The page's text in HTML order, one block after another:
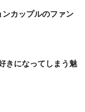
カップルのファン
きになってしまう魅